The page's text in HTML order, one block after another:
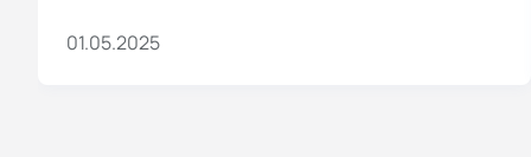
01.05.2025